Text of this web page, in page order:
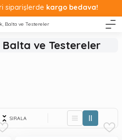
siparişlerde kargo bedava!
ve Testereler
SIRALA